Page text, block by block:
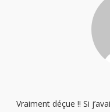
Vraiment déçue !! Si